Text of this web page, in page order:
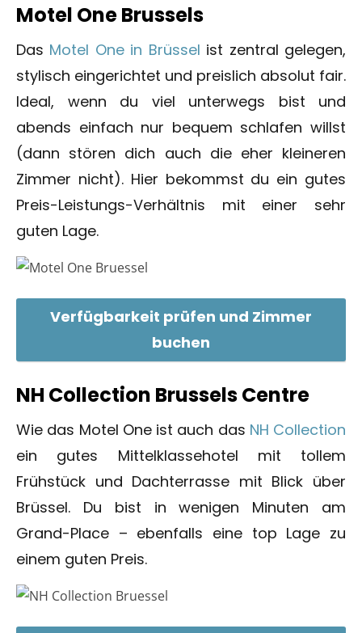
Motel One Brussels
Das Motel One in Brüssel ist zentral gelegen,
stylisch eingerichtet und preislich absolut fair.
Ideal, wenn du viel unterwegs bist und
abends einfach nur bequem schlafen willst
(dann stören dich auch die eher kleineren
Zimmer nicht). Hier bekommst du ein gutes
Preis-Leistungs-Verhältnis mit einer sehr
guten Lage.
Verfügbarkeit prüfen und Zimmer
buchen
NH Collection Brussels Centre
Wie das Motel One ist auch das NH Collection
ein gutes Mittelklassehotel mit tollem
Frühstück und Dachterrasse mit Blick über
Brüssel. Du bist in wenigen Minuten am
Grand-Place – ebenfalls eine top Lage zu
einem guten Preis.